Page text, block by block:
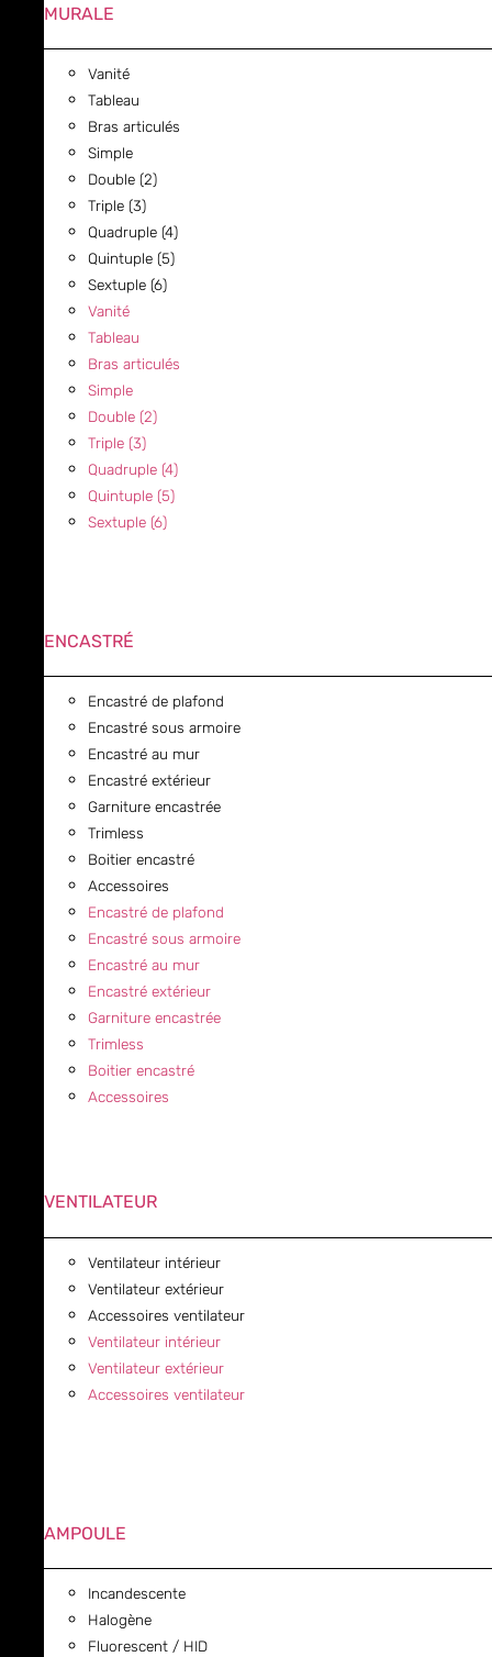
MURALE
Vanité
Tableau
Bras articulés
Simple
Double (2)
Triple (3)
Quadruple (4)
Quintuple (5)
Sextuple (6)
Vanité
Tableau
Bras articulés
Simple
Double (2)
Triple (3)
Quadruple (4)
Quintuple (5)
Sextuple (6)
ENCASTRÉ
Encastré de plafond
Encastré sous armoire
Encastré au mur
Encastré extérieur
Garniture encastrée
Trimless
Boitier encastré
Accessoires
Encastré de plafond
Encastré sous armoire
Encastré au mur
Encastré extérieur
Garniture encastrée
Trimless
Boitier encastré
Accessoires
VENTILATEUR
Ventilateur intérieur
Ventilateur extérieur
Accessoires ventilateur
Ventilateur intérieur
Ventilateur extérieur
Accessoires ventilateur
AMPOULE
Incandescente
Halogène
Fluorescent / HID